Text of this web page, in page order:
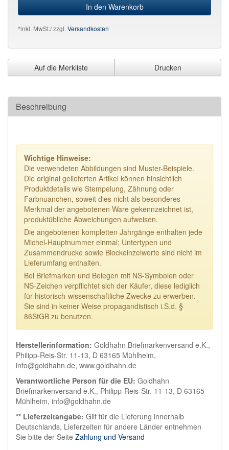
In den Warenkorb
*inkl. MwSt./ zzgl.Versandkosten
Auf die Merkliste Drucken
Beschreibung
Wichtige Hinweise:
Die verwendeten Abbildungen sind Muster-Beispiele.
Die original gelieferten Artikel können hinsichtlich
Produktdetails wie Stempelung, Zähnung oder
Farbnuanchen, soweit dies nicht als besonderes
Merkmal der angebotenen Ware gekennzeichnet ist,
produktübliche Abweichungen aufweisen.
Die angebotenen kompletten Jahrgänge enthalten jede
Michel-Hauptnummer einmal; Untertypen und
Zusammendrucke sowie Blockeinzelwerte sind nicht im
Lieferumfang enthalten.
Bei Briefmarken und Belegen mit NS-Symbolen oder
NS-Zeichen verpflichtet sich der Käufer, diese lediglich
für historisch-wissenschaftliche Zwecke zu erwerben.
Sie sind in keiner Weise propagandistisch i.S.d. §
86StGB zu benutzen.
Herstellerinformation: Goldhahn Briefmarkenversand e.K.,
Philipp-Reis-Str. 11-13, D 63165 Mühlheim,
info@goldhahn.de, www.goldhahn.de
Verantwortliche Person für die EU: Goldhahn
Briefmarkenversand e.K., Philipp-Reis-Str. 11-13, D 63165
Mühlheim, info@goldhahn.de
** Lieferzeitangabe: Gilt für die Lieferung innerhalb
Deutschlands, Lieferzeiten für andere Länder entnehmen
Sie bitte der Seite Zahlung und Versand